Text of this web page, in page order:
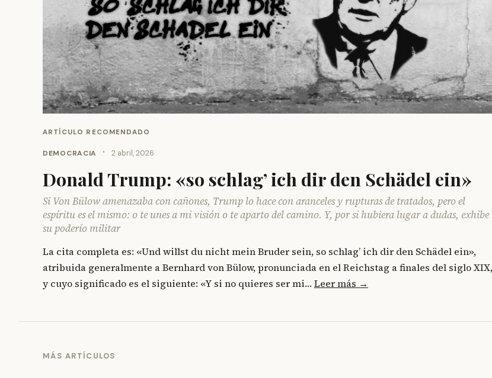
ARTÍCULO RECOMENDADO
DEMOCRACIA · 2 abril, 2026
Donald Trump: «so schlag’ ich dir den Schädel ein»
Si Von Bülow amenazaba con cañones, Trump lo hace con aranceles y rupturas de tratados, pero el
espíritu es el mismo: o te unes a mi visión o te aparto del camino. Y, por si hubiera lugar a dudas, exhibe
su poderío militar
La cita completa es: «Und willst du nicht mein Bruder sein, so schlag’ ich dir den Schädel ein»,
atribuida generalmente a Bernhard von Bülow, pronunciada en el Reichstag a finales del siglo XIX,
y cuyo significado es el siguiente: «Y si no quieres ser mi… Leer más →
MÁS ARTÍCULOS